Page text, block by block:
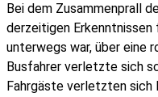
Bei dem Zusammenprall
derzeitigen Erkenntnissen
unterwegs war, über eine
Busfahrer verletzte sich
Fahrgäste verletzten sich